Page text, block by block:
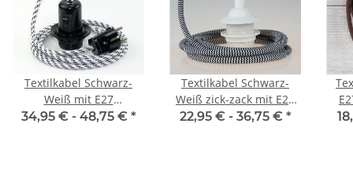
Textilkabel Schwarz-
Weiß mit E27
Wippschalter-
34,95 € - 48,75 € *
Textilkabel Schwarz-
Weiß zick-zack mit E27
Dach-Lampenfassung
22,95 € - 36,75 € *